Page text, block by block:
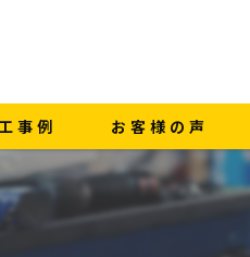
事例 お客様の声